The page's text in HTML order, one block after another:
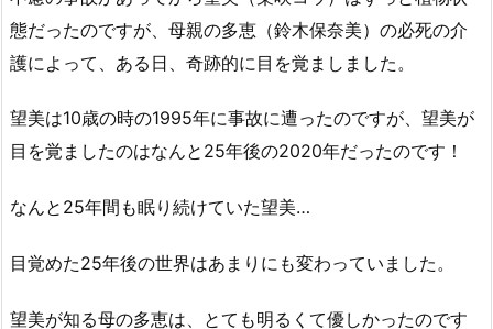
態だったのですが、母親の多恵（鈴木保奈美）の必死の介
護によって、ある日、奇跡的に目を覚ましました。
望美は10歳の時の1995年に事故に遭ったのですが、望美が
目を覚ましたのはなんと25年後の2020年だったのです！
なんと25年間も眠り続けていた望美…
目覚めた25年後の世界はあまりにも変わっていました。
望美が知る母の多恵は、とても明るくて優しかったのです